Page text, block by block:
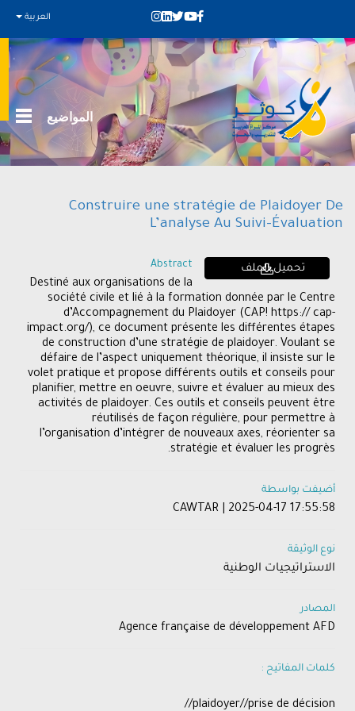
العربية
المواضيع
Construire une stratégie de Plaidoyer De
L’analyse Au Suivi-Évaluation
تحميل الملف Abstract
Destiné aux organisations de la
société civile et lié à la formation donnée par le Centre
d’Accompagnement du Plaidoyer (CAP! https:// cap-
impact.org/), ce document présente les différentes étapes
de construction d’une stratégie de plaidoyer. Voulant se
défaire de l’aspect uniquement théorique, il insiste sur le
volet pratique et propose différents outils et conseils pour
planifier, mettre en oeuvre, suivre et évaluer au mieux des
activités de plaidoyer. Ces outils et conseils peuvent être
réutilisés de façon régulière, pour permettre à
l’organisation d’intégrer de nouveaux axes, réorienter sa
stratégie et évaluer les progrès.
أضيفت بواسطة
CAWTAR | 2025-04-17 17:55:58
نوع الوثيقة
الاستراتيجيات الوطنية
المصادر
Agence française de développement AFD
كلمات المفاتيح :
plaidoyer//prise de décision//